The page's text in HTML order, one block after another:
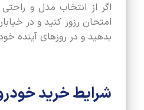
اگر از انتخاب مدل و
امتحان رزور کنید و در
بدهید و در روزهای آینده
شرایط خرید